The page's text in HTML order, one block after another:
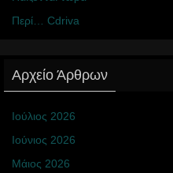
Περί… Cdriva
Αρχείο Άρθρων
Ιούλιος 2026
Ιούνιος 2026
Μάιος 2026